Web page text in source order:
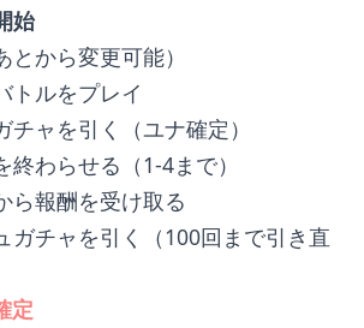
始
から変更可能）
トルをプレイ
ャを引く（ユナ確定）
わらせる（1-4まで）
ら報酬を受け取る
ガチャを引く（100回まで引き直
定